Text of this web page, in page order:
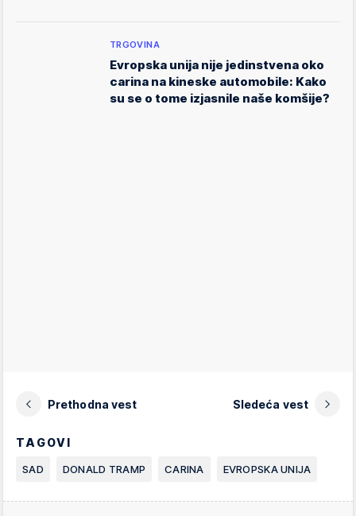
TRGOVINA
Evropska unija nije jedinstvena oko
carina na kineske automobile: Kako
su se o tome izjasnile naše komšije?
Prethodna vest Sledeća vest
TAGOVI
SAD DONALD TRAMP CARINA EVROPSKA UNIJA